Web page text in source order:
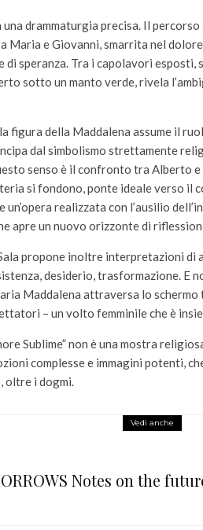
drammaturgia precisa. Il
Maria e Giovanni, smarrita nel
di speranza. Tra i capolavori
sotto un manto verde, rivela
figura della Maddalena assume il
dal simbolismo strettamente
senso è il confronto tra Alberto
si fondono, ponte ideale verso il
un’opera realizzata con l’ausilio
apre un nuovo orizzonte di
propone inoltre interpretazioni
desiderio, trasformazione. E
Maddalena attraversa lo
– un volto femminile che è
Sublime” non è una mostra
complesse e immagini potenti,
oltre i dogmi.
Vedi anche
Notes on the